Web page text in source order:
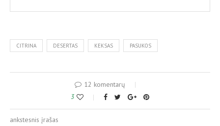
CITRINA DESERTAS KEKSAS PASUKOS
12 komentarų
3
ankstesnis įrašas